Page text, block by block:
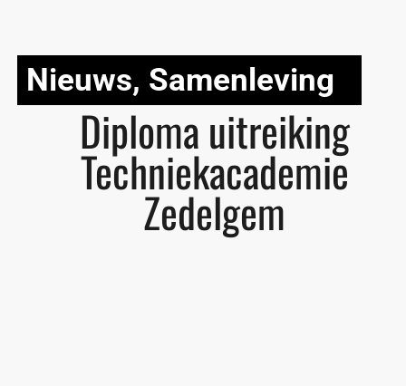
Nieuws, Samenleving
Diploma uitreiking
Techniekacademie
Zedelgem